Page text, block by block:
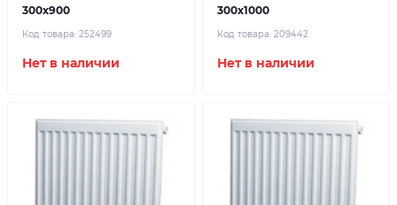
300x900
Код товара: 252499
Нет в наличии
300x1000
Код товара: 209442
Нет в наличии